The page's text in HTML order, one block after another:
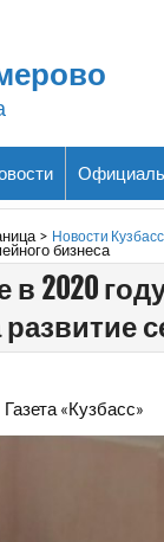
> Новости
бизнеса
в 2020
«Кузбасс»